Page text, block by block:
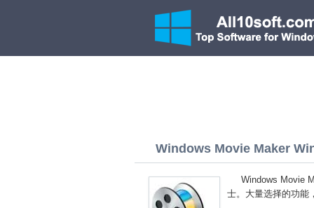
Windows Movie Maker
Windows Movie
士。大量选择的功能